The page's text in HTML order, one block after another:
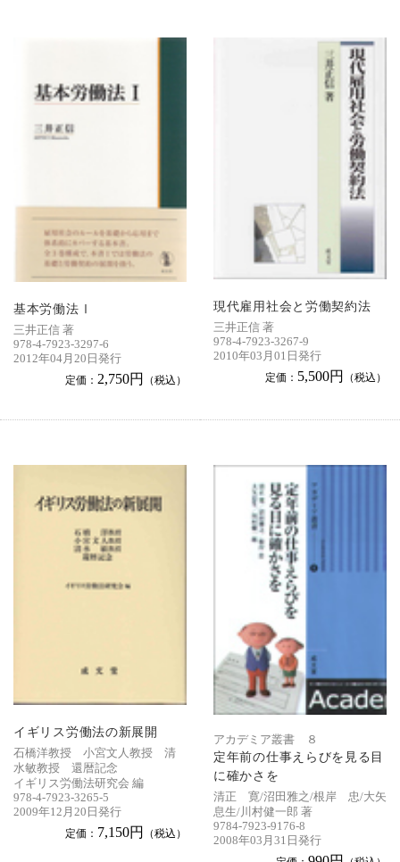
基本労働法Ⅰ
三井正信 著
978-4-7923-3297-6
2012年04月20日発行
定価： 2,750円 （税込）
現代雇用社会と労働契約法
三井正信 著
978-4-7923-3267-9
2010年03月01日発行
定価： 5,500円 （税込）
イギリス労働法の新展開
石橋洋教授 小宮文人教授 清
水敏教授 還暦記念
イギリス労働法研究会 編
978-4-7923-3265-5
2009年12月20日発行
定価： 7,150円 （税込）
アカデミア叢書 ８
定年前の仕事えらびを見る目
に確かさを
清正 寛/沼田雅之/根岸 忠/大矢
息生/川村健一郎 著
9784-7923-9176-8
2008年03月31日発行